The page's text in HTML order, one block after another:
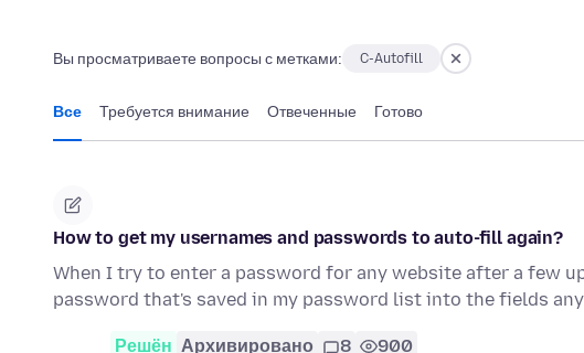
Вы просматриваете вопросы с метками: C-Autofill
Все Требуется внимание Отвеченные Готово
How to get my usernames and passwords to auto-fill again?
When I try to enter a password for any website after a few
password that's saved in my password list into the fields
Решён Архивировано 8 900